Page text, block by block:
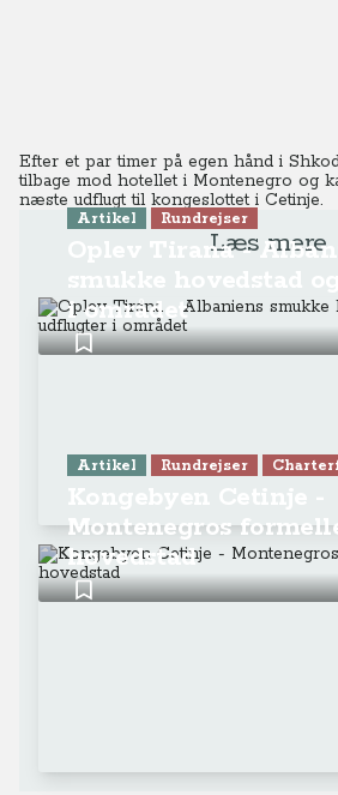
Efter et par timer på egen hånd i
tilbage mod hotellet i Montenegro og
næste udflugt til kongeslottet i Cetinje.
Læs mere
Artikel Rundrejser
Oplev Tirana -
i området
Artikel Rundrejser
Montenegros
hovedstad